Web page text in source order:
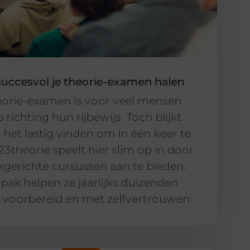
je theorie-examen halen
examen is voor veel mensen
richting hun rijbewijs. Toch blijkt
lastig vinden om in één keer te
speelt hier slim op in door
cursussen aan te bieden.
helpen ze jaarlijks duizenden
en met zelfvertrouwen